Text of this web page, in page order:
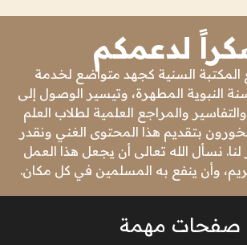
لدعمكم
المكتبة السنية كجهد متواضع لخدمة
النبوية المطهرة، وتيسير الوصول إلى
والمراجع العلمية لطلاب العلم
بتقديم هذا المحتوى الغني ونقدر
نسأل الله تعالى أن يجعل هذا العمل
وأن ينفع به المسلمين في كل مكان.
صفحات مهمة